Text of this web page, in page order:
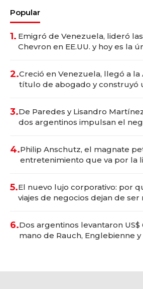
Popular
1. Emigró de Venezuela, lideró
Chevron en EE.UU. y hoy es la
2.Creció en Venezuela, llegó a
título de abogado y construyó
3.De Paredes y Lisandro
dos argentinos impulsan el
4.Philip Anschutz, el magnate
entretenimiento que va por la
5.El nuevo lujo corporativo: por
viajes de negocios dejan de
6.Dos argentinos levantaron
mano de Rauch, Englebienne